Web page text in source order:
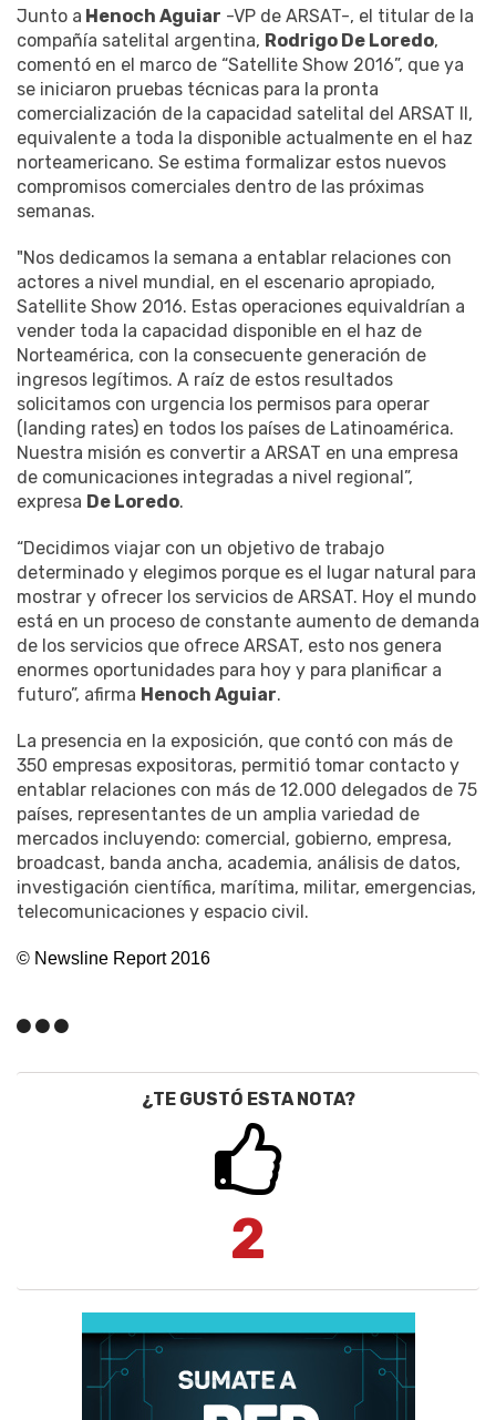
Junto a Henoch Aguiar -VP de ARSAT-, el titular de la
compañía satelital argentina, Rodrigo De Loredo,
comentó en el marco de “Satellite Show 2016”, que ya
se iniciaron pruebas técnicas para la pronta
comercialización de la capacidad satelital del ARSAT II,
equivalente a toda la disponible actualmente en el haz
norteamericano. Se estima formalizar estos nuevos
compromisos comerciales dentro de las próximas
semanas.
"Nos dedicamos la semana a entablar relaciones con
actores a nivel mundial, en el escenario apropiado,
Satellite Show 2016. Estas operaciones equivaldrían a
vender toda la capacidad disponible en el haz de
Norteamérica, con la consecuente generación de
ingresos legítimos. A raíz de estos resultados
solicitamos con urgencia los permisos para operar
(landing rates) en todos los países de Latinoamérica.
Nuestra misión es convertir a ARSAT en una empresa
de comunicaciones integradas a nivel regional”,
expresa De Loredo.
“Decidimos viajar con un objetivo de trabajo
determinado y elegimos porque es el lugar natural para
mostrar y ofrecer los servicios de ARSAT. Hoy el mundo
está en un proceso de constante aumento de demanda
de los servicios que ofrece ARSAT, esto nos genera
enormes oportunidades para hoy y para planificar a
futuro”, afirma Henoch Aguiar.
La presencia en la exposición, que contó con más de
350 empresas expositoras, permitió tomar contacto y
entablar relaciones con más de 12.000 delegados de 75
países, representantes de un amplia variedad de
mercados incluyendo: comercial, gobierno, empresa,
broadcast, banda ancha, academia, análisis de datos,
investigación científica, marítima, militar, emergencias,
telecomunicaciones y espacio civil.
© Newsline Report 2016
¿TE GUSTÓ ESTA NOTA?
2